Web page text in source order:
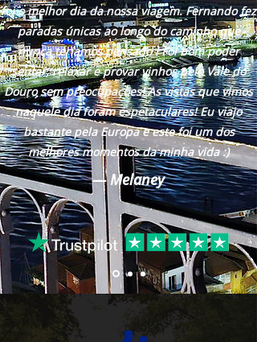
foi o melhor dia da nossa viagem. Fernando fez
paradas únicas ao longo do caminho que
nunca teríamos pensado ! Foi bom poder
sentar, relaxar e provar vinhos pelo Vale do
Douro sem preocupações! As vistas que vimos
naquele dia foram espetaculares! Eu viajo
bastante pela Europa e este foi um dos
melhores momentos da minha vida :)
— Melaney